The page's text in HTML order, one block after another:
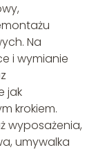
Na
i wymianie
jak
krokiem.
wyposażenia,
umywalka